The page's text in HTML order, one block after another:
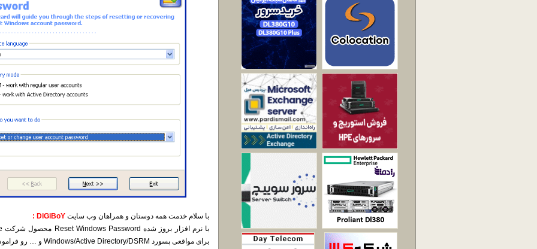
با سلام خدمت همه دوستان و همراهان وب سایت
برای مواقعی پسورد Windows/Active Directory/DSRM و … رو فراموش کرده باشین.